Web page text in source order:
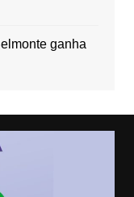
ganha